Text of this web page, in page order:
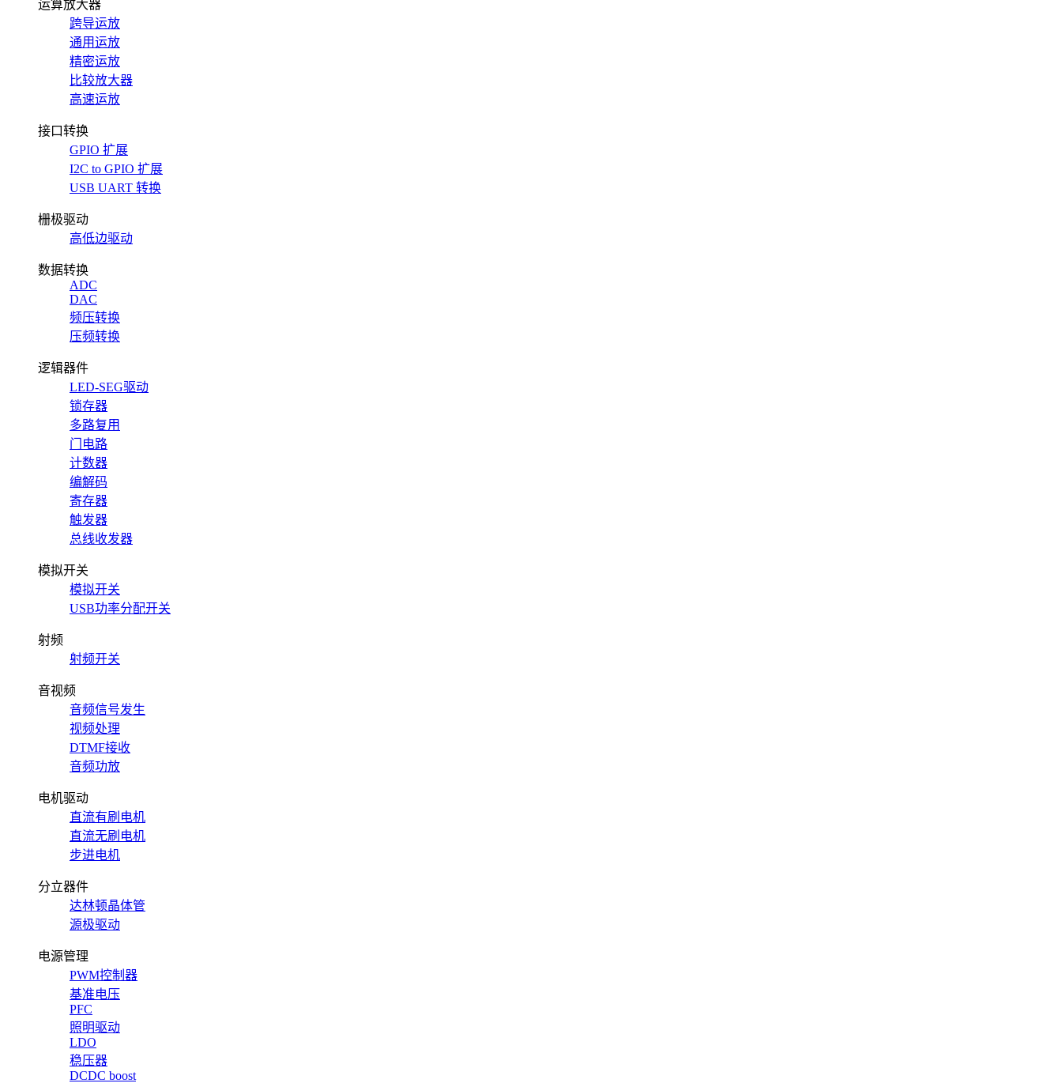
运算放大器
跨导运放
通用运放
精密运放
比较放大器
高速运放
接口转换
GPIO 扩展
I2C to GPIO 扩展
USB UART 转换
栅极驱动
高低边驱动
数据转换
ADC
DAC
频压转换
压频转换
逻辑器件
LED-SEG驱动
锁存器
多路复用
门电路
计数器
编解码
寄存器
触发器
总线收发器
模拟开关
模拟开关
USB功率分配开关
射频
射频开关
音视频
音频信号发生
视频处理
DTMF接收
音频功放
电机驱动
直流有刷电机
直流无刷电机
步进电机
分立器件
达林顿晶体管
源极驱动
电源管理
PWM控制器
基准电压
PFC
照明驱动
LDO
稳压器
DCDC boost